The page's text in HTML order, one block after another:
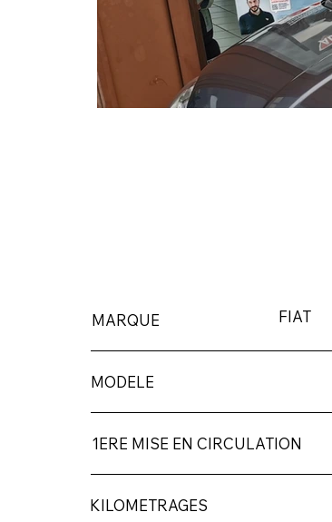
FIAT
MARQUE
MODELE
1ERE MISE EN CIRCULATION
KILOMETRAGES